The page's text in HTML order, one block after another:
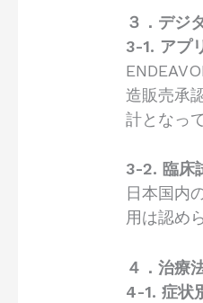
３．デジ
3-1. アプ
造販売承
計となっ
3-2. 臨床
日本国内
用は認め
４．治療
4-1. 症状